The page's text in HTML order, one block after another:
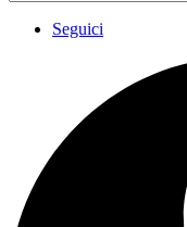
Seguici